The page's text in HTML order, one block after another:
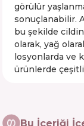
görülür
sonuçlanabilir.
bu şekilde cildin
olarak, yağ
losyonlarda ve
ürünlerde
Bu İçeriği